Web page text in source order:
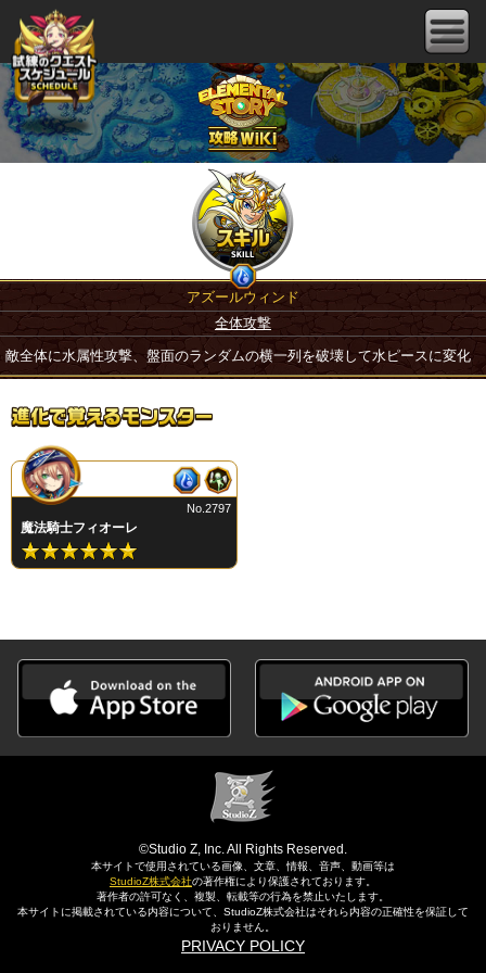
アズールウィンド
全体攻撃
敵全体に水属性攻撃、盤面のランダムの横一列を破壊して水ピースに変化
魔法騎士フィオーレ
No.2797
©Studio Z, Inc. All Rights Reserved.
本サイトで使用されている画像、文章、情報、音声、動画等は
StudioZ株式会社の著作権により保護されております。
著作者の許可なく、複製、転載等の行為を禁止いたします。
本サイトに掲載されている内容について、StudioZ株式会社はそれら内容の正確性を保証して
おりません。
PRIVACY POLICY